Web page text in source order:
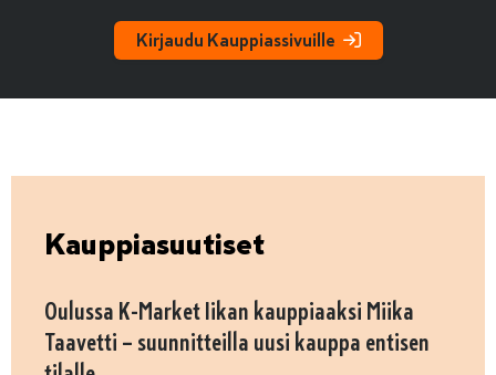
Kirjaudu Kauppiassivuille
Kauppiasuutiset
Oulussa K-Market Iikan kauppiaaksi Miika
Taavetti – suunnitteilla uusi kauppa entisen